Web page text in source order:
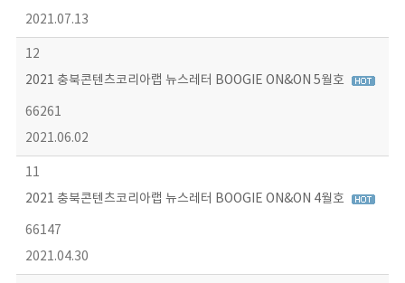
2021.07.13
12
2021 충북콘텐츠코리아랩 뉴스레터 BOOGIE ON&ON 5월호
66261
2021.06.02
11
2021 충북콘텐츠코리아랩 뉴스레터 BOOGIE ON&ON 4월호
66147
2021.04.30